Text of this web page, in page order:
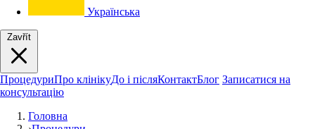
Українська
Zavřít
ПроцедуриПро клінікуДо і післяКонтактБлог Записатися на
консультацію
Головна